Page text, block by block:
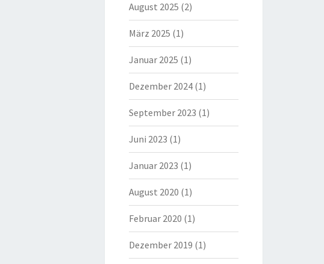
August 2025 (2)
März 2025 (1)
Januar 2025 (1)
Dezember 2024(1)
September 2023 (1)
Juni 2023 (1)
Januar 2023 (1)
August 2020 (1)
Februar 2020 (1)
Dezember 2019 (1)